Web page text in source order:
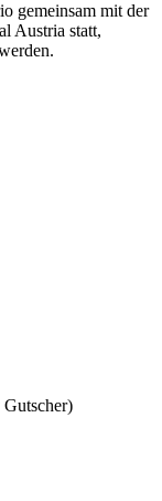
gemeinsam mit der
Austria statt,